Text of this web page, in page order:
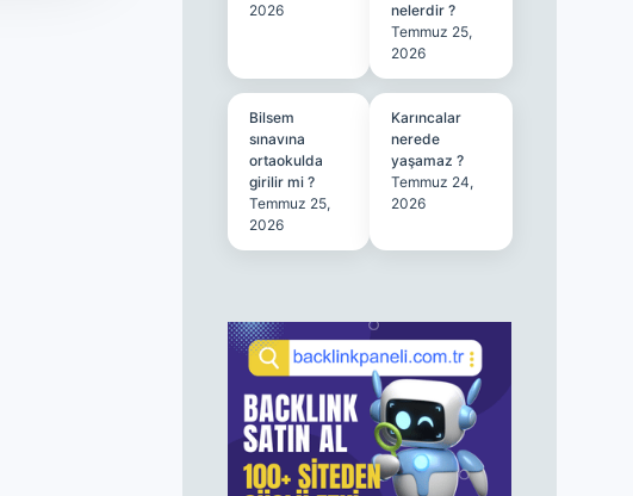
2026
nelerdir ?
Temmuz 25,
2026
Bilsem
sınavına
ortaokulda
girilir mi ?
Temmuz 25,
2026
Karıncalar
nerede
yaşamaz ?
Temmuz 24,
2026